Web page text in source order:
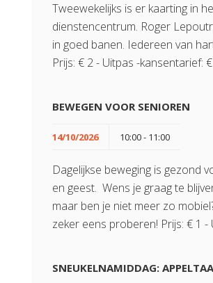
Tweewekelijks is er kaarting in
dienstencentrum. Roger
in goed banen. Iedereen van
Prijs: € 2 - Uitpas -kansentarief:
BEWEGEN VOOR SENIOREN
14/10/2026 10:00 - 11:00
Dagelijkse beweging is gezond
en geest. Wens je graag te
maar ben je niet meer zo
zeker eens proberen! Prijs: € 1 -
SNEUKELNAMIDDAG: